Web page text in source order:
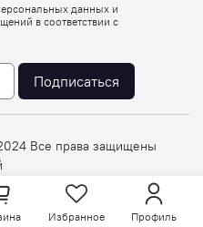
данных и
в соответствии с
Подписаться
Все права защищены
Избранное Профиль